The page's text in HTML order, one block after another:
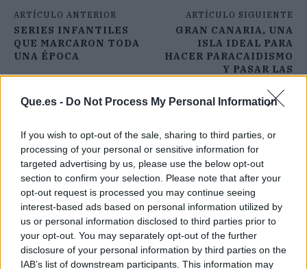
Que.es - Do Not Process My Personal Information
If you wish to opt-out of the sale, sharing to third parties, or
processing of your personal or sensitive information for
targeted advertising by us, please use the below opt-out
section to confirm your selection. Please note that after your
opt-out request is processed you may continue seeing
interest-based ads based on personal information utilized by
us or personal information disclosed to third parties prior to
your opt-out. You may separately opt-out of the further
disclosure of your personal information by third parties on the
IAB’s list of downstream participants. This information may
ARTÍCULO ANTERIOR
SERIES INFANTILES
QUE MARCARON TODA
UNA ÉPOCA
ARTÍCULO SIGUIENTE
GRAN CANARIA, UNA
ISLA IDEAL PARA
HACER PARACAIDISMO
Y PASAR LAS
VERANO